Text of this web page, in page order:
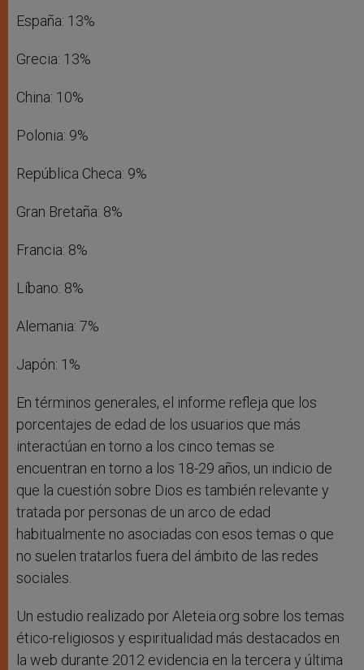
España: 13%
Grecia: 13%
China: 10%
Polonia: 9%
República Checa: 9%
Gran Bretaña: 8%
Francia: 8%
Líbano: 8%
Alemania: 7%
Japón: 1%
En términos generales, el informe refleja que los
porcentajes de edad de los usuarios que más
interactúan en torno a los cinco temas se
encuentran en torno a los 18-29 años, un indicio de
que la cuestión sobre Dios es también relevante y
tratada por personas de un arco de edad
habitualmente no asociadas con esos temas o que
no suelen tratarlos fuera del ámbito de las redes
sociales.
Un estudio realizado por Aleteia.org sobre los temas
ético-religiosos y espiritualidad más destacados en
la web durante 2012 evidencia en la tercera y última